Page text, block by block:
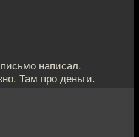
написал.
Там про деньги.